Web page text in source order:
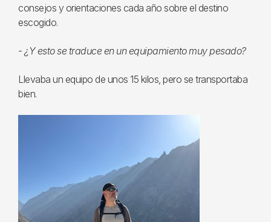
consejos y orientaciones cada año sobre el destino
escogido.
- ¿Y esto se traduce en un equipamiento muy pesado?
Llevaba un equipo de unos 15 kilos, pero se transportaba
bien.